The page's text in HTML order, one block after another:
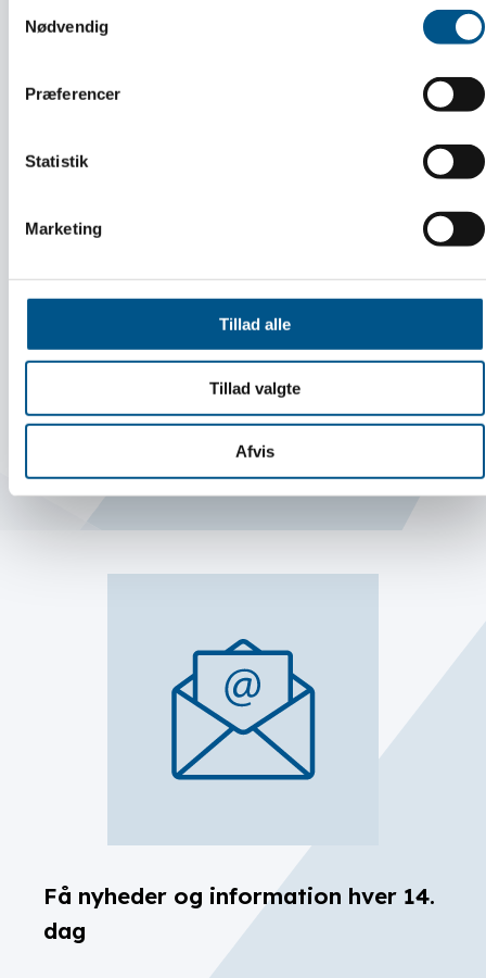
Nødvendig
Præferencer
Statistik
Marketing
Tillad alle
Tillad valgte
Afvis
Årets Mester Fest for Dansk
LÆS MERE
Sådan ansætter du din første medarbejder
Få nyheder og information hver 14.
dag